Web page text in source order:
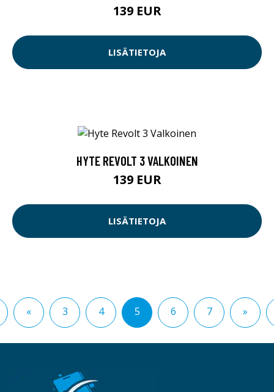
139 EUR
LISÄTIETOJA
HYTE REVOLT 3 VALKOINEN
139 EUR
LISÄTIETOJA
« 3 4 5 6 7 »